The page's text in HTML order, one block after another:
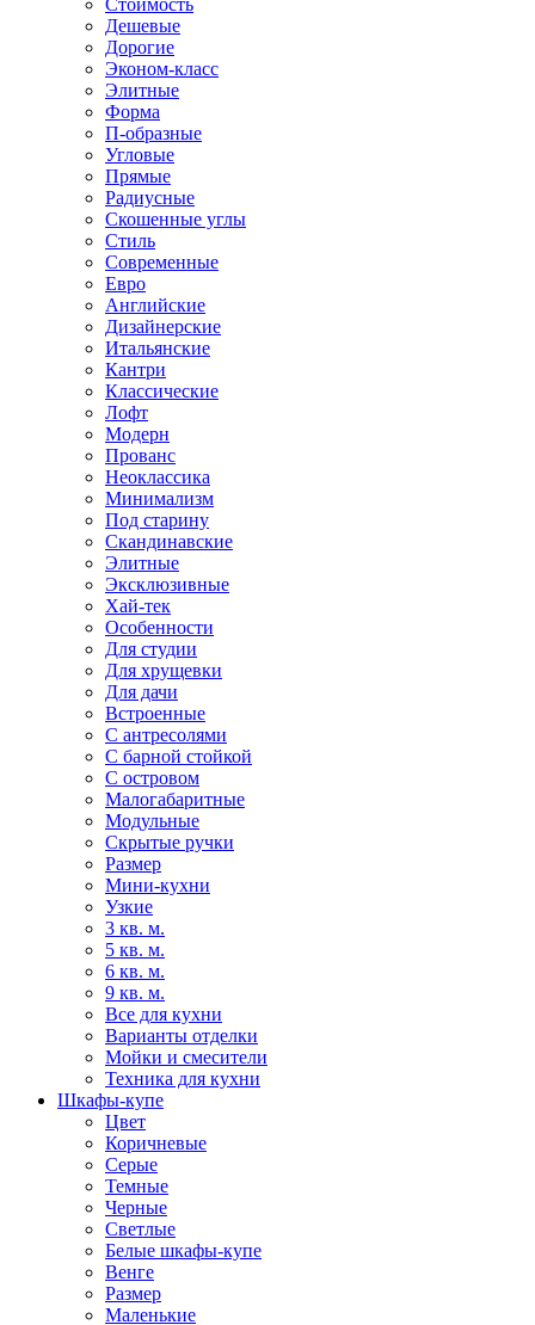
Стоимость
Дешевые
Дорогие
Эконом-класс
Элитные
Форма
П-образные
Угловые
Прямые
Радиусные
Скошенные углы
Стиль
Современные
Евро
Английские
Дизайнерские
Итальянские
Кантри
Классические
Лофт
Модерн
Прованс
Неоклассика
Минимализм
Под старину
Скандинавские
Элитные
Эксклюзивные
Хай-тек
Особенности
Для студии
Для хрущевки
Для дачи
Встроенные
С антресолями
С барной стойкой
С островом
Малогабаритные
Модульные
Скрытые ручки
Размер
Мини-кухни
Узкие
3 кв. м.
5 кв. м.
6 кв. м.
9 кв. м.
Все для кухни
Варианты отделки
Мойки и смесители
Техника для кухни
Шкафы-купе
Цвет
Коричневые
Серые
Темные
Черные
Светлые
Белые шкафы-купе
Венге
Размер
Маленькие